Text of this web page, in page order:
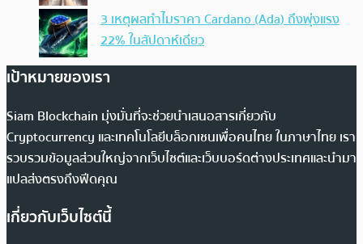
3 เหตุผลทำไมราคา Cardano (Ada) ถึงพุ่งแรง
22% ในสัปดาห์เดียว
เป้าหมายของเรา
Siam Blockchain มุ่งมั่นที่จะช่วยนำเสนอสารเกี่ยวกับ
Cryptocurrency และเทคโนโลยีบล็อกเชนเพื่อคนไทย ในภาษาไทย เรา
รวบรวมข้อมูลส่วนใหญ่จากเว็บไซต์และเว็บบอร์ดต่างประเทศและนำมา
แปลส่งตรงถึงฟีดคุณ
เกี่ยวกับเว็บไซต์นี้